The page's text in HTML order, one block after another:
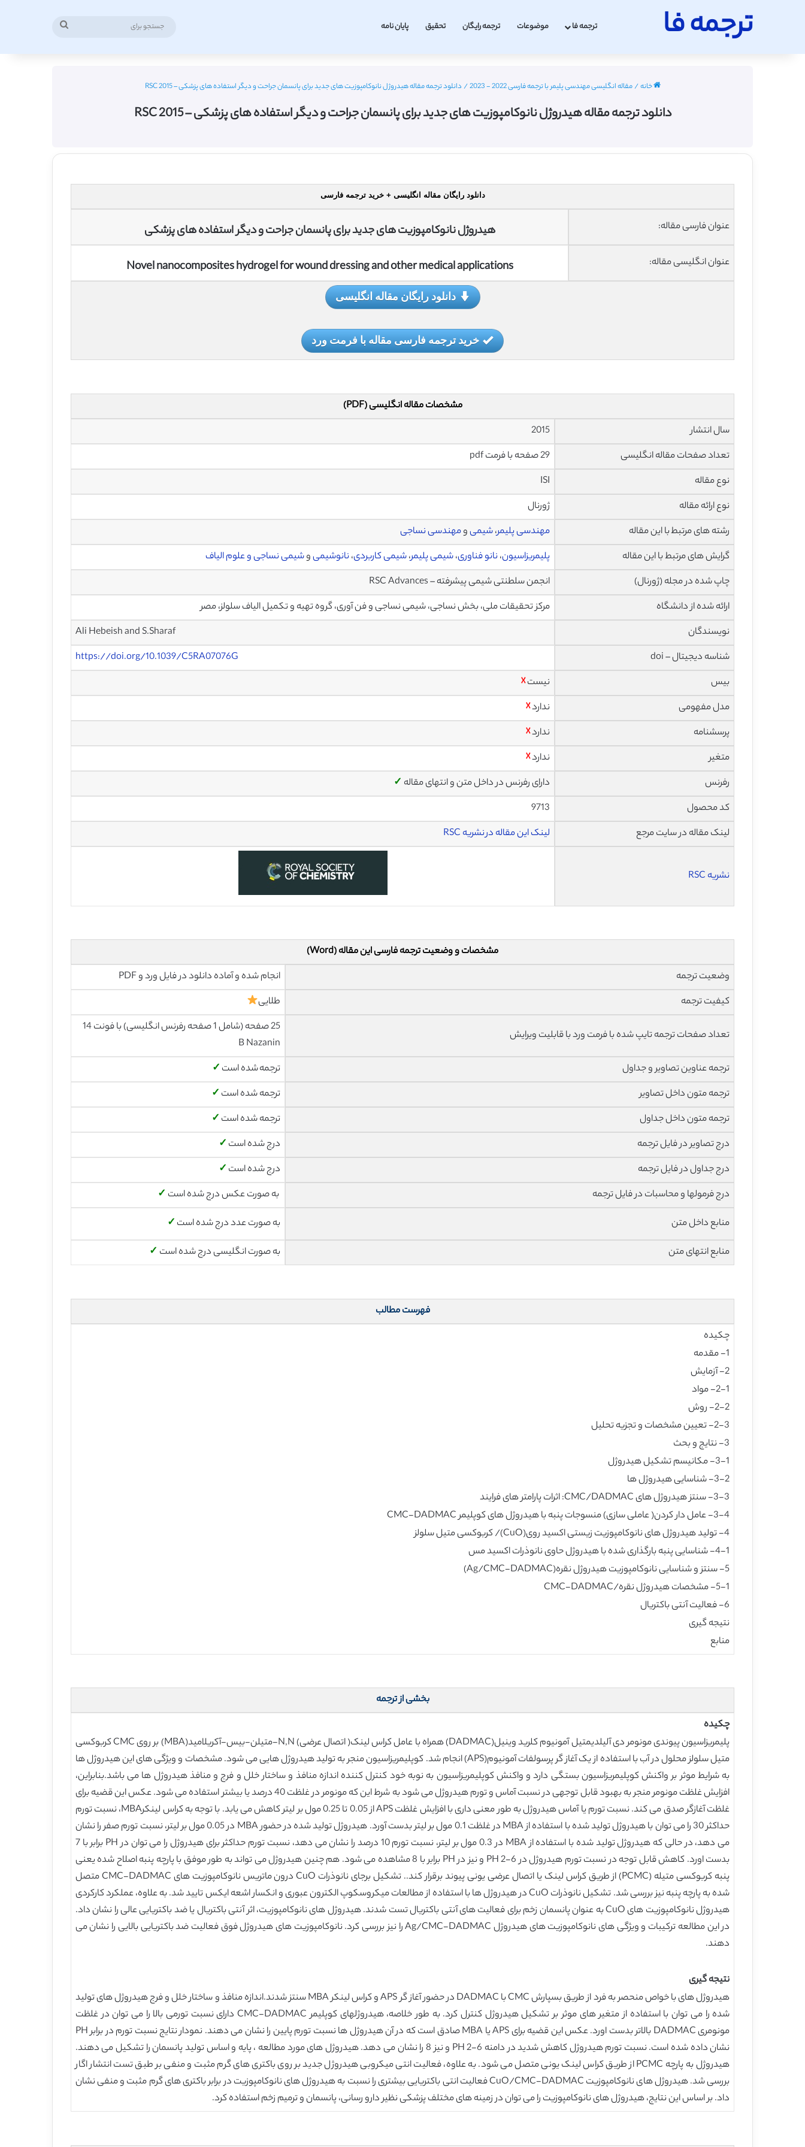
ترجمه فا ترجمه فا موضوعات ترجمه رایگان تحقیق پایان نامه
خانه/مقاله انگلیسی مهندسی پلیمر با ترجمه فارسی 2022 - 2023 / دانلود ترجمه مقاله هیدروژل نانوکامپوزیت های جدید برای پانسمان جراحت و دیگر استفاده های پزشکی – RSC 2015
دانلود ترجمه مقاله هیدروژل نانوکامپوزیت های جدید برای پانسمان جراحت و دیگر استفاده های پزشکی – RSC 2015
دانلود رایگان مقاله انگلیسی + خرید ترجمه فارسی
عنوان فارسی مقاله: هیدروژل نانوکامپوزیت های جدید برای پانسمان جراحت و دیگر استفاده های پزشکی
عنوان انگلیسی مقاله: Novel nanocomposites hydrogel for wound dressing and other medical applications
دانلود رایگان مقاله انگلیسی
خرید ترجمه فارسی مقاله با فرمت ورد
مشخصات مقاله انگلیسی (PDF)
سال انتشار
2015
تعداد صفحات مقاله انگلیسی
29 صفحه با فرمت pdf
نوع مقاله
ISI
نوع ارائه مقاله
ژورنال
رشته های مرتبط با این مقاله
مهندسی پلیمر،شیمیومهندسی نساجی
گرایش های مرتبط با این مقاله
پلیمریزاسیون،نانو فناوری،شیمی پلیمر،شیمی کاربردی،نانوشیمیوشیمی نساجی و علوم الیاف
چاپ شده در مجله (ژورنال)
انجمن سلطنتی شیمی پیشرفته – RSC Advances
ارائه شده از دانشگاه
مرکز تحقیقات ملی، بخش نساجی، شیمی نساجی و فن آوری، گروه تهیه و تکمیل الیاف سلولز، مصر
نویسندگان
Ali Hebeish and S.Sharaf
شناسه دیجیتال – doi
https://doi.org/10.1039/C5RA07076G
بیس
نیست☓
مدل مفهومی
ندارد☓
پرسشنامه
ندارد☓
متغیر
ندارد☓
رفرنس
دارای رفرنس در داخل متن و انتهای مقاله ✓
کد محصول
9713
لینک مقاله در سایت مرجع
لینک این مقاله در نشریه RSC
نشریه RSC
مشخصات و وضعیت ترجمه فارسی این مقاله (Word)
وضعیت ترجمه
انجام شده و آماده دانلود در فایل ورد و PDF
کیفیت ترجمه
طلایی
تعداد صفحات ترجمه تایپ شده با فرمت ورد با قابلیت ویرایش
25 صفحه (شامل 1 صفحه رفرنس انگلیسی) با فونت 14
B Nazanin
ترجمه عناوین تصاویر و جداول
ترجمه شده است ✓
ترجمه متون داخل تصاویر
ترجمه شده است ✓
ترجمه متون داخل جداول
ترجمه شده است ✓
درج تصاویر در فایل ترجمه
درج شده است ✓
درج جداول در فایل ترجمه
درج شده است ✓
درج فرمولها و محاسبات در فایل ترجمه
به صورت عکس درج شده است ✓
منابع داخل متن
به صورت عدد درج شده است ✓
منابع انتهای متن
به صورت انگلیسی درج شده است ✓
فهرست مطالب
چکیده
1- مقدمه
2- آزمایش
2-1- مواد
2-2- روش
2-3- تعیین مشخصات و تجزیه تحلیل
3- نتایج و بحث
3-1- مکانیسم تشکیل هیدروژل
3-2- شناسایی هیدروژل ها
3-3- سنتز هیدروژل های CMC/DADMAC: اثرات پارامتر های فرایند
3-4- عامل دار کردن( عاملی سازی) منسوجات پنبه با هیدروژل های کوپلیمر CMC-DADMAC
4- تولید هیدروژل های نانوکامپوزیت زیستی اکسید روی(CuO)/ کربوکسی متیل سلولز
4-1- شناسایی پنبه بارگذاری شده با هیدروژل حاوی نانوذرات اکسید مس
5- سنتز و شناسایی نانوکامپوزیت هیدروژل نقره(Ag/CMC-DADMAC)
5-1- مشخصات هیدروژل نقره/CMC-DADMAC
6- فعالیت آنتی باکتریال
نتیجه گیری
منابع
بخشی از ترجمه
چکیده
پلیمریزاسیون پیوندی مونومر دی آلیلدیمتیل آمونیوم کلرید وینیل(DADMAC) همراه با عامل کراس لینک( اتصال عرضی) N,N-متیلن-بیس-آکریلامید(MBA) بر روی CMC کربوکسی
متیل سلولز محلول در آب با استفاده از یک آغاز گر پرسولفات آمونیوم(APS) انجام شد. کوپلیمریزاسیون منجر به تولید هیدروژل هایی می شود. مشخصات و ویژگی های این هیدروژل ها
به شرایط موثر بر واکنش کوپلیمریزاسیون بستگی دارد و واکنش کوپلیمریزاسیون به نوبه خود کنترل کننده اندازه منافذ و ساختار خلل و فرج و منافذ هیدروژل ها می باشد.بنابراین،
افزایش غلظت مونومر منجر به بهبود قابل توجهی در نسبت آماس و تورم هیدروژل می شود به شرط این که مونومر در غلظت 40 درصد یا بیشتر استفاده می شود. عکس این قضیه برای
غلظت آغازگر صدق می کند. نسبت تورم یا آماس هیدروژل به طور معنی داری با افزایش غلظت APS از 0.05 تا 0.25 مول بر لیتر کاهش می یابد. با توجه به کراس لینکرMBA، نسبت تورم
حداکثر 30 را می توان با هیدروژل تولید شده با استفاده از MBA در غلظت 0.1 مول بر لیتر بدست آورد. هیدروژل تولید شده در حضور MBA در 0.05 مول بر لیتر، نسبت تورم صفر را نشان
می دهد، در حالی که هیدروژل تولید شده با استفاده از MBA در 0.3 مول بر لیتر، نسبت تورم 10 درصد را نشان می دهد، نسبت تورم حداکثر برای هیدروژل را می توان در PH برابر با 7
بدست اورد. کاهش قابل توجه در نسبت تورم هیدروژل در PH 2-6 و نیز در PH برابر با 8 مشاهده می شود. هم چنین هیدروژل می تواند به طور موفق با پارچه پنبه اصلاح شده یعنی
پنبه کربوکسی متیله (PCMC) از طریق کراس لینک یا اتصال عرضی یونی پیوند برقرار کند.. تشکیل برجای نانوذرات CuO درون ماتریس نانوکامپوزیت های CMC-DADMAC متصل
شده به پارچه پنبه نیز بررسی شد. تشکیل نانوذرات CuO در هیدروژل ها با استفاده از مطالعات میکروسکوپ الکترون عبوری و انکسار اشعه ایکس تایید شد. به علاوه، عملکرد کارکردی
هیدروژل نانوکامپوزیت های CuO به عنوان پانسمان زخم برای فعالیت های آنتی باکتریال تست شدند. هیدروژل های نانوکامپوزیت، اثر آنتی باکتریال یا ضد باکتریایی عالی را نشان داد.
در این مطالعه ترکیبات و ویژگی های نانوکامپوزیت های هیدروژل Ag/CMC-DADMAC را نیز بررسی کرد. نانوکامپوزیت های هیدروژل فوق فعالیت ضد باکتریایی بالایی را نشان می
دهند.
نتیجه گیری
هیدروژل های با خواص منحصر به فرد از طریق بسپارش CMC با DADMAC در حضور آغاز گر APS و کراس لینکر MBA سنتز شدند.اندازه منافذ و ساختار خلل و فرج هیدروژل های تولید
شده را می توان با استفاده از متغیر های موثر بر تشکیل هیدروژل کنترل کرد. به طور خلاصه، هیدروژلهای کوپلیمر CMC-DADMAC دارای نسبت تورمی بالا را می توان در غلظت
مونومری DADMAC بالاتر بدست اورد. عکس این قضیه برای APS یا MBA صادق است که در آن هیدروژل ها نسبت تورم پایین را نشان می دهند. نمودار نتایج نسبت تورم در برابر PH
نشان داده شده است. نسبت تورم هیدروژل کاهش شدید در دامنه PH 2-6 و نیز 8 را نشان می دهد. هیدروژل های مورد مطالعه ، پایه و اساس تولید پانسمان را تشکیل می دهند.
هیدروژل به پارچه PCMC از طریق کراس لینک یونی متصل می شود. به علاوه، فعالیت انتی میکروبی هیدروژل جدید بر روی باکتری های گرم مثبت و منفی بر طبق تست انتشار اگار
بررسی شد. هیدروژل های نانوکامپوزیت CuO/CMC-DADMAC فعالیت انتی باکتریایی بیشتری را نسبت به هیدروژل های نانوکامپوزیت در برابر باکتری های گرم مثبت و منفی نشان
داد. بر اساس این نتایج، هیدروژل های نانوکامپوزیت را می توان در زمینه های مختلف پزشکی نظیر دارو رسانی، پانسمان و ترمیم زخم استفاده کرد.